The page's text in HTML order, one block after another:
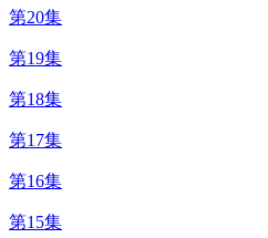
第20集
第19集
第18集
第17集
第16集
第15集